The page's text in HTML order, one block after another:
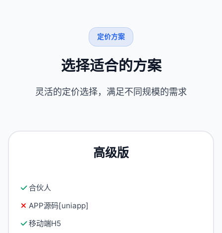
定价方案
选择适合的方案
灵活的定价选择，满足不同规模的需求
高级版
合伙人
APP源码[uniapp]
移动端H5